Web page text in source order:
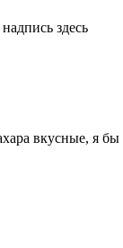
здесь
вкусные, я